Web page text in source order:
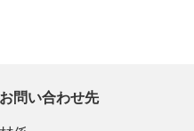
問い合わせ先